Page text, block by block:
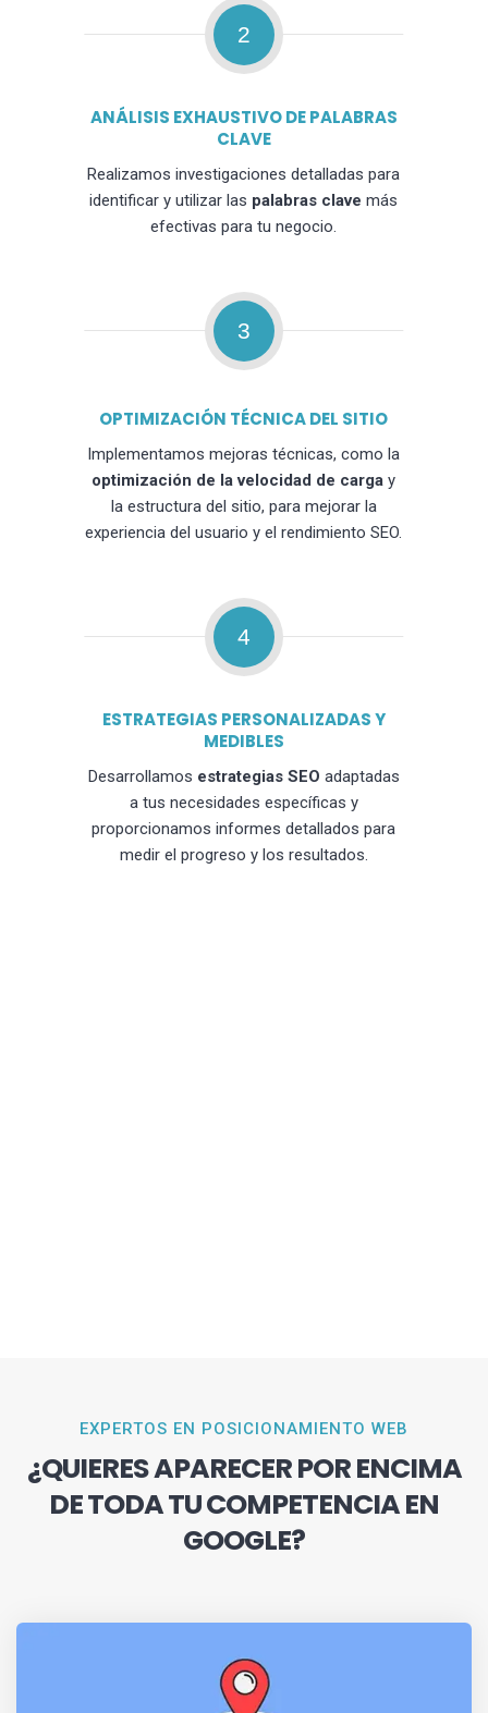
2
ANÁLISIS EXHAUSTIVO DE PALABRAS
CLAVE
Realizamos investigaciones detalladas para
identificar y utilizar las palabras clave más
efectivas para tu negocio.
3
OPTIMIZACIÓN TÉCNICA DEL SITIO
Implementamos mejoras técnicas, como la
optimización de la velocidad de carga y
la estructura del sitio, para mejorar la
experiencia del usuario y el rendimiento SEO.
4
ESTRATEGIAS PERSONALIZADAS Y
MEDIBLES
Desarrollamos estrategias SEO adaptadas
a tus necesidades específicas y
proporcionamos informes detallados para
medir el progreso y los resultados.
EXPERTOS EN POSICIONAMIENTO WEB
¿QUIERES APARECER POR ENCIMA
DE TODA TU COMPETENCIA EN
GOOGLE?